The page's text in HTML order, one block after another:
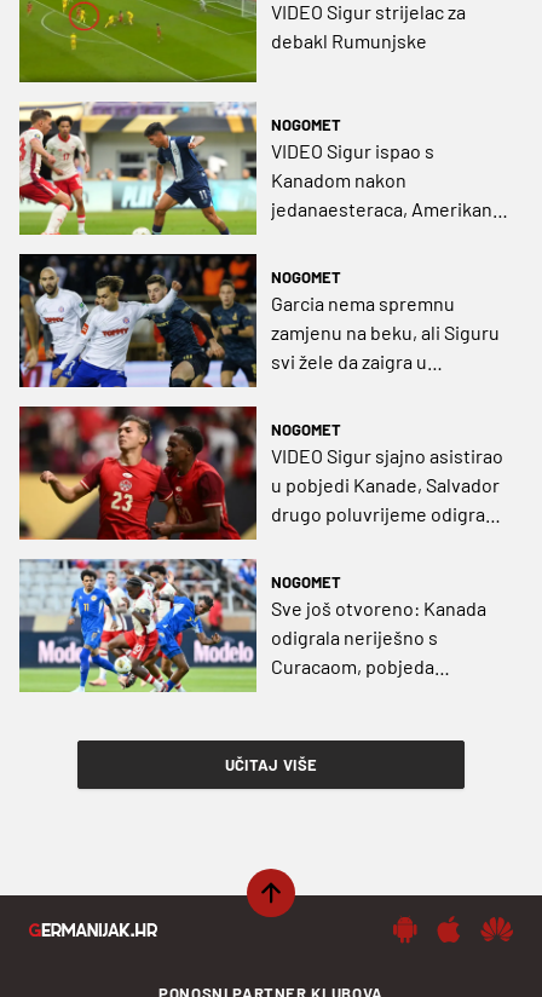
VIDEO Sigur strijelac za
debakl Rumunjske
NOGOMET
VIDEO Sigur ispao s
Kanadom nakon
jedanaesteraca, Amerikanci
NOGOMET
Garcia nema spremnu
zamjenu na beku, ali Siguru
svi žele da zaigra u
NOGOMET
VIDEO Sigur sjajno asistirao
u pobjedi Kanade, Salvador
drugo poluvrijeme odigrao
NOGOMET
Sve još otvoreno: Kanada
odigrala neriješno s
Curacaom, pobjeda
UČITAJ VIŠE